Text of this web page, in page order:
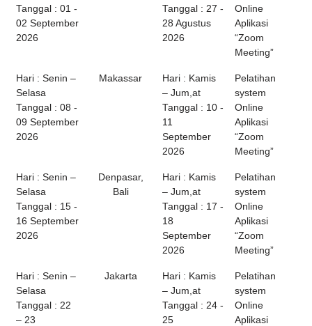
Tanggal : 01 -
02 September
2026
Tanggal : 27 -
28 Agustus
2026
Online
Aplikasi
“Zoom
Meeting”
Hari : Senin –
Selasa
Tanggal : 08 -
09 September
2026
Makassar
Hari : Kamis
– Jum,at
Tanggal : 10 -
11
September
2026
Pelatihan
system
Online
Aplikasi
“Zoom
Meeting”
Hari : Senin –
Selasa
Tanggal : 15 -
16 September
2026
Denpasar,
Bali
Hari : Kamis
– Jum,at
Tanggal : 17 -
18
September
2026
Pelatihan
system
Online
Aplikasi
“Zoom
Meeting”
Hari : Senin –
Selasa
Tanggal : 22
– 23
Jakarta
Hari : Kamis
– Jum,at
Tanggal : 24 -
25
Pelatihan
system
Online
Aplikasi